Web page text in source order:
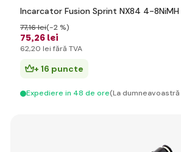
Incarcator Fusion Sprint NX84 4-8NiMH
75,26 lei
77,16 lei(-2 %)
62,20 lei fără TVA
+ 16 puncte
Expediere in 48 de ore(La dumneavoastră